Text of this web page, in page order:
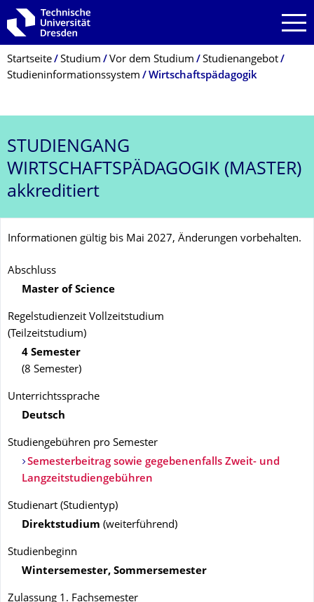
Zur Hauptnavigation springen
Zur Suche springen
Zum Inhalt springen
Breadcrumb-Menü
Startseite Studium Vor dem Studium
Studienangebot
Studieninformationssystem
Wirtschaftspädagogik
STUDIENGANG
WIRTSCHAFTSPÄDAGOGIK (MASTER)
akkreditiert
Informationen gültig bis Mai 2027, Änderungen vorbehalten.
Abschluss
Master of Science
Regelstudienzeit Vollzeitstudium
(Teilzeitstudium)
4 Semester
(8 Semester)
Unterrichtssprache
Deutsch
Studiengebühren pro Semester
Semesterbeitrag sowie gegebenenfalls Zweit- und
Langzeitstudiengebühren
Studienart (Studientyp)
Direktstudium (weiterführend)
Studienbeginn
Wintersemester, Sommersemester
Zulassung 1. Fachsemester